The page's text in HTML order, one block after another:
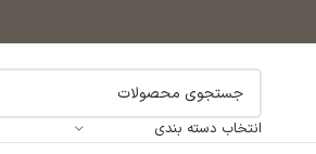
انتخاب دسته بندی